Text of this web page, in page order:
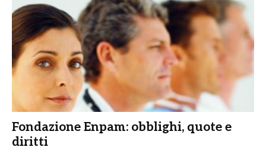
Fondazione Enpam: obblighi, quote e
diritti